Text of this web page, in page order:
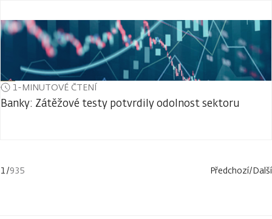
1-MINUTOVÉ ČTENÍ
Banky: Zátěžové testy potvrdily odolnost sektoru
1/935 Předchozí/Další